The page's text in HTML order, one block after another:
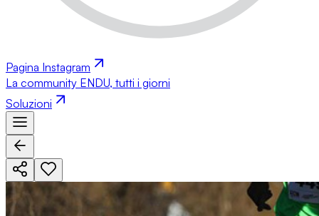
Pagina Instagram
La community ENDU, tutti i giorni
Soluzioni